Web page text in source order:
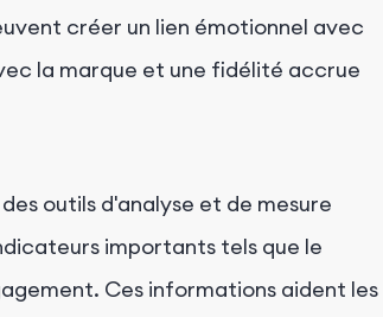
créer un lien émotionnel avec
la marque et une fidélité accrue
outils d'analyse et de mesure
importants tels que le
Ces informations aident les